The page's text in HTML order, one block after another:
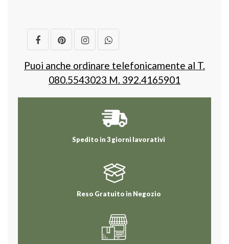
Puoi anche ordinare telefonicamente al T.
080.5543023 M. 392.4165901
Spedito in 3 giorni lavorativi
Reso Gratuito in Negozio